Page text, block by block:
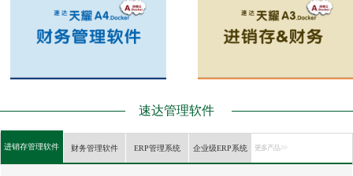
速达管理软件
进销存管理软件 财务管理软件 ERP管理系统 企业级ERP系统 更多产品 >>